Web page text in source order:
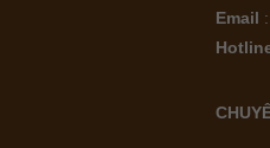
Email